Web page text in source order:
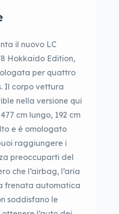
il nuovo LC
Hokkaido Edition,
per quattro
Il corpo vettura
nella versione qui
cm lungo, 192 cm
e è omologato
raggiungere i
preoccuparti del
che l’airbag, l’aria
frenata automatica
soddisfano le